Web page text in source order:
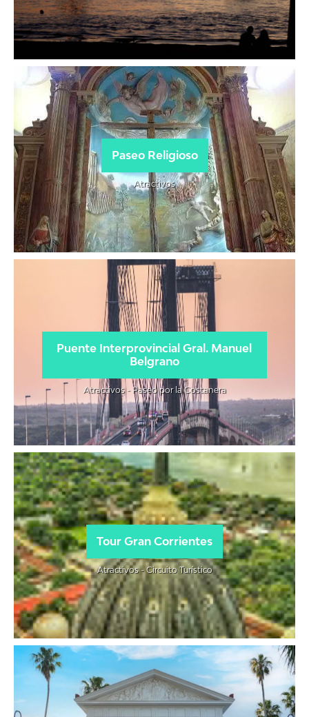
Paseo Religioso
Atractivos
Puente Interprovincial Gral. Manuel
Belgrano
Atractivos - Paseo por la Costanera
Tour Gran Corrientes
Atractivos - Circuito Turístico